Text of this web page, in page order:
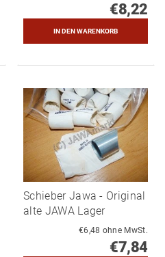
€8,22
Schieber Jawa - Original
alte JAWA Lager
€6,48 ohne MwSt.
€7,84